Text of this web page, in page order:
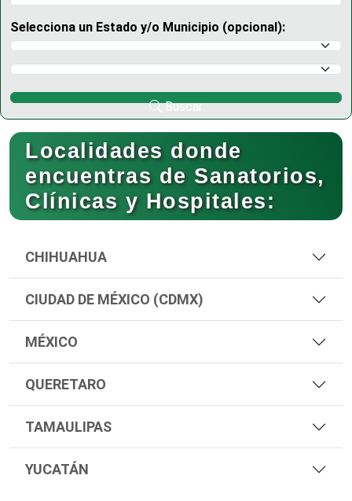
Selecciona un Estado y/o Municipio (opcional):
Selecciona un Estado
Selecciona un Municipio
Buscar
Localidades donde
encuentras de Sanatorios,
Clínicas y Hospitales:
CHIHUAHUA
CIUDAD DE MÉXICO (CDMX)
MÉXICO
QUERETARO
TAMAULIPAS
YUCATÁN